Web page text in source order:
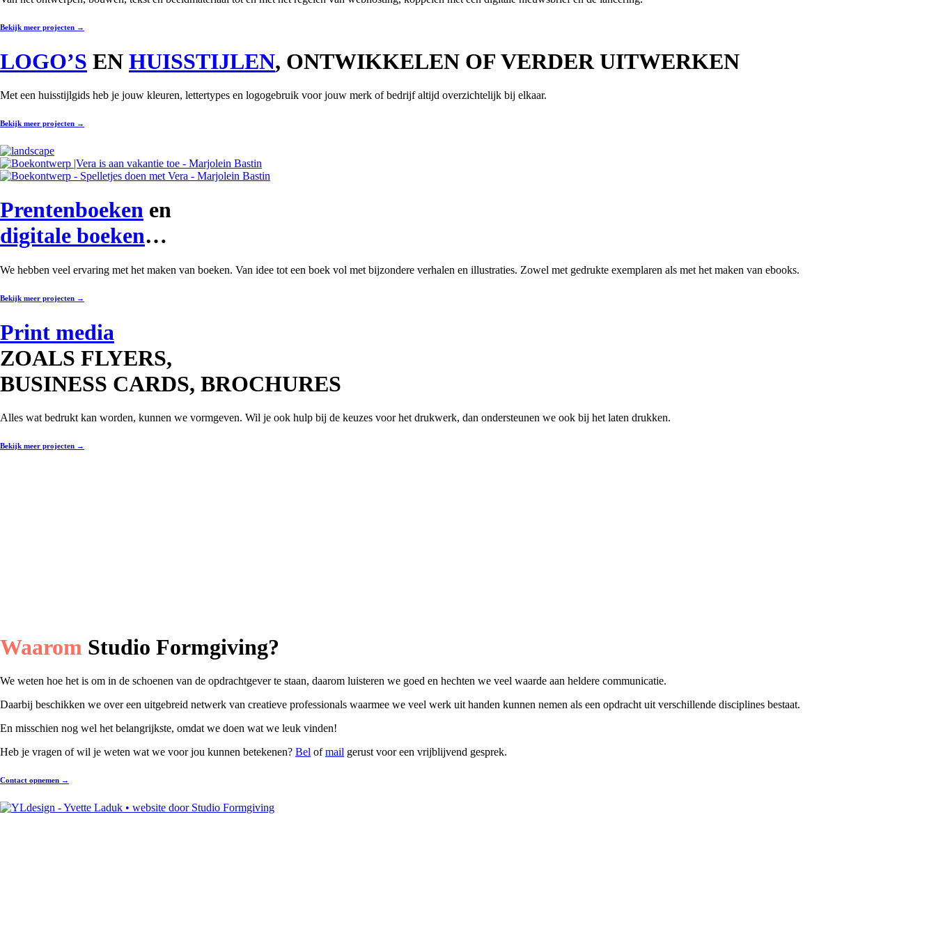
Bekijk meer projecten →
LOGO’S EN HUISSTIJLEN, ONTWIKKELEN OF VERDER UITWERKEN
Met een huisstijlgids heb je jouw kleuren, lettertypes en logogebruik voor jouw merk of bedrijf altijd overzichtelijk bij elkaar.
Bekijk meer projecten →
Prentenboeken en
digitale boeken…
We hebben veel ervaring met het maken van boeken. Van idee tot een boek vol met bijzondere verhalen en illustraties. Zowel met gedrukte exemplaren als met het maken van ebooks.
Bekijk meer projecten →
Print media
ZOALS FLYERS,
BUSINESS CARDS, BROCHURES
Alles wat bedrukt kan worden, kunnen we vormgeven. Wil je ook hulp bij de keuzes voor het drukwerk, dan ondersteunen we ook bij het laten drukken.
Bekijk meer projecten →
Waarom Studio Formgiving?
We weten hoe het is om in de schoenen van de opdrachtgever te staan, daarom luisteren we goed en hechten we veel waarde aan heldere communicatie.
Daarbij beschikken we over een uitgebreid netwerk van creatieve professionals waarmee we veel werk uit handen kunnen nemen als een opdracht uit verschillende disciplines bestaat.
En misschien nog wel het belangrijkste, omdat we doen wat we leuk vinden!
Heb je vragen of wil je weten wat we voor jou kunnen betekenen? Bel ofmail gerust voor een vrijblijvend gesprek.
Contact opnemen →